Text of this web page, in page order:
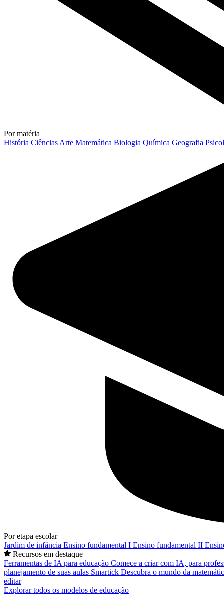
Por matéria
História Ciências Arte Matemática Biologia Química Geografia
Por etapa escolar
Jardim de infância Ensino fundamental I Ensino fundamental II
Recursos em destaque
Ferramentas de IA para educação Comece a criar com IA, para
planejamento de suas aulas Smartick Descubra o mundo da
editar
Explorar todos os modelos de educação